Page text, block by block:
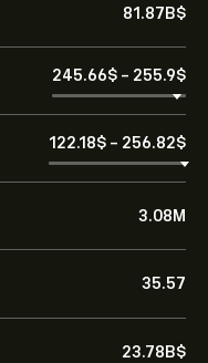
81.87B‎$‎
245.66‎$‎ - 255.9‎$‎
122.18‎$‎ - 256.82‎$‎
3.08M
35.57
23.78B‎$‎